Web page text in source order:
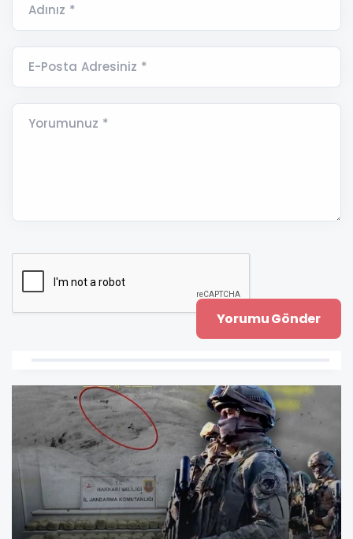
Adınız *
E-Posta Adresiniz *
Yorumunuz *